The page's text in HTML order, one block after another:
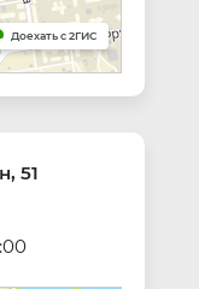
Доехать с 2ГИС
51